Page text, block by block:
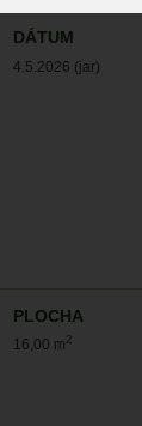
DÁTUM
4.5.2026 (jar)
PLOCHA
16,00 m2